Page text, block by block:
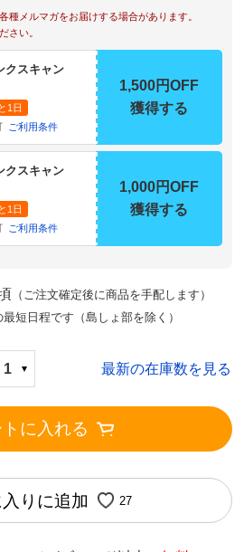
種メルマガをお届けする場合があります。
さい。
クスキャン
1日
ご利用条件
1,500円OFF
獲得する
クスキャン
1日
ご利用条件
1,000円OFF
獲得する
（ご注文確定後に商品を手配します）
短日程です（島しょ部を除く）
1 最新の在庫数を見る
に入れる
りに追加 27